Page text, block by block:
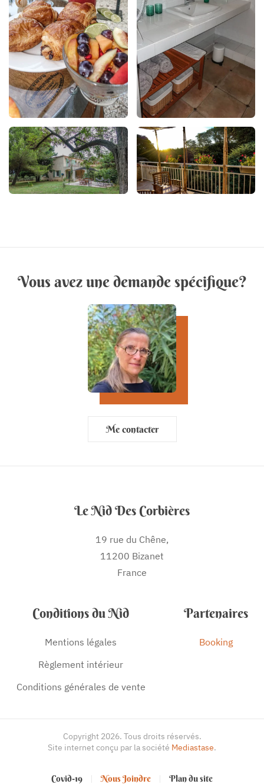
Vous avez une demande spécifique?
Me contacter
Le Nid Des Corbières
19 rue du Chêne,
11200 Bizanet
France
Conditions du Nid
Mentions légales
Règlement intérieur
Conditions générales de vente
Partenaires
Booking
Copyright 2026. Tous droits réservés.
Site internet conçu par la société Mediastase.
Covid-19 Nous Joindre Plan du site